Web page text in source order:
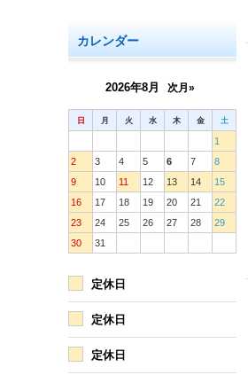
カレンダー
2026年8月 次月»
日 月 火 水 木 金 土
1
2
3 4 5 6 7
8
9
10 11 12 13 14
15
16
17 18 19 20 21
22
23
24 25 26 27 28
29
30
31
定休日
定休日
定休日